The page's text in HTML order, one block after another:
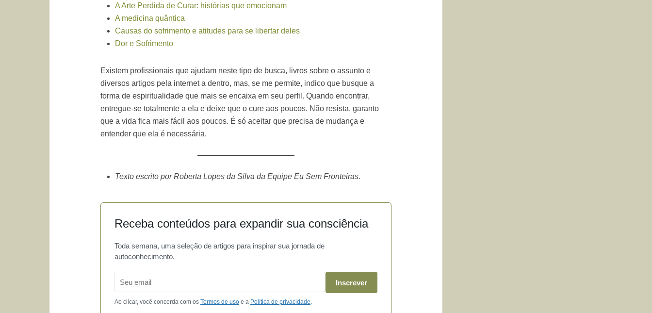
A Arte Perdida de Curar: histórias que emocionam
A medicina quântica
Causas do sofrimento e atitudes para se libertar deles
Dor e Sofrimento
Existem profissionais que ajudam neste tipo de busca, livros sobre o assunto e
diversos artigos pela internet a dentro, mas, se me permite, indico que busque a
forma de espiritualidade que mais se encaixa em seu perfil. Quando encontrar,
entregue-se totalmente a ela e deixe que o cure aos poucos. Não resista, garanto
que a vida fica mais fácil aos poucos. É só aceitar que precisa de mudança e
entender que ela é necessária.
Texto escrito por Roberta Lopes da Silva da Equipe Eu Sem Fronteiras.
Receba conteúdos para expandir sua consciência
Toda semana, uma seleção de artigos para inspirar sua jornada de
autoconhecimento.
Inscrever
Ao clicar, você concorda com os Termos de uso e a Política de privacidade.